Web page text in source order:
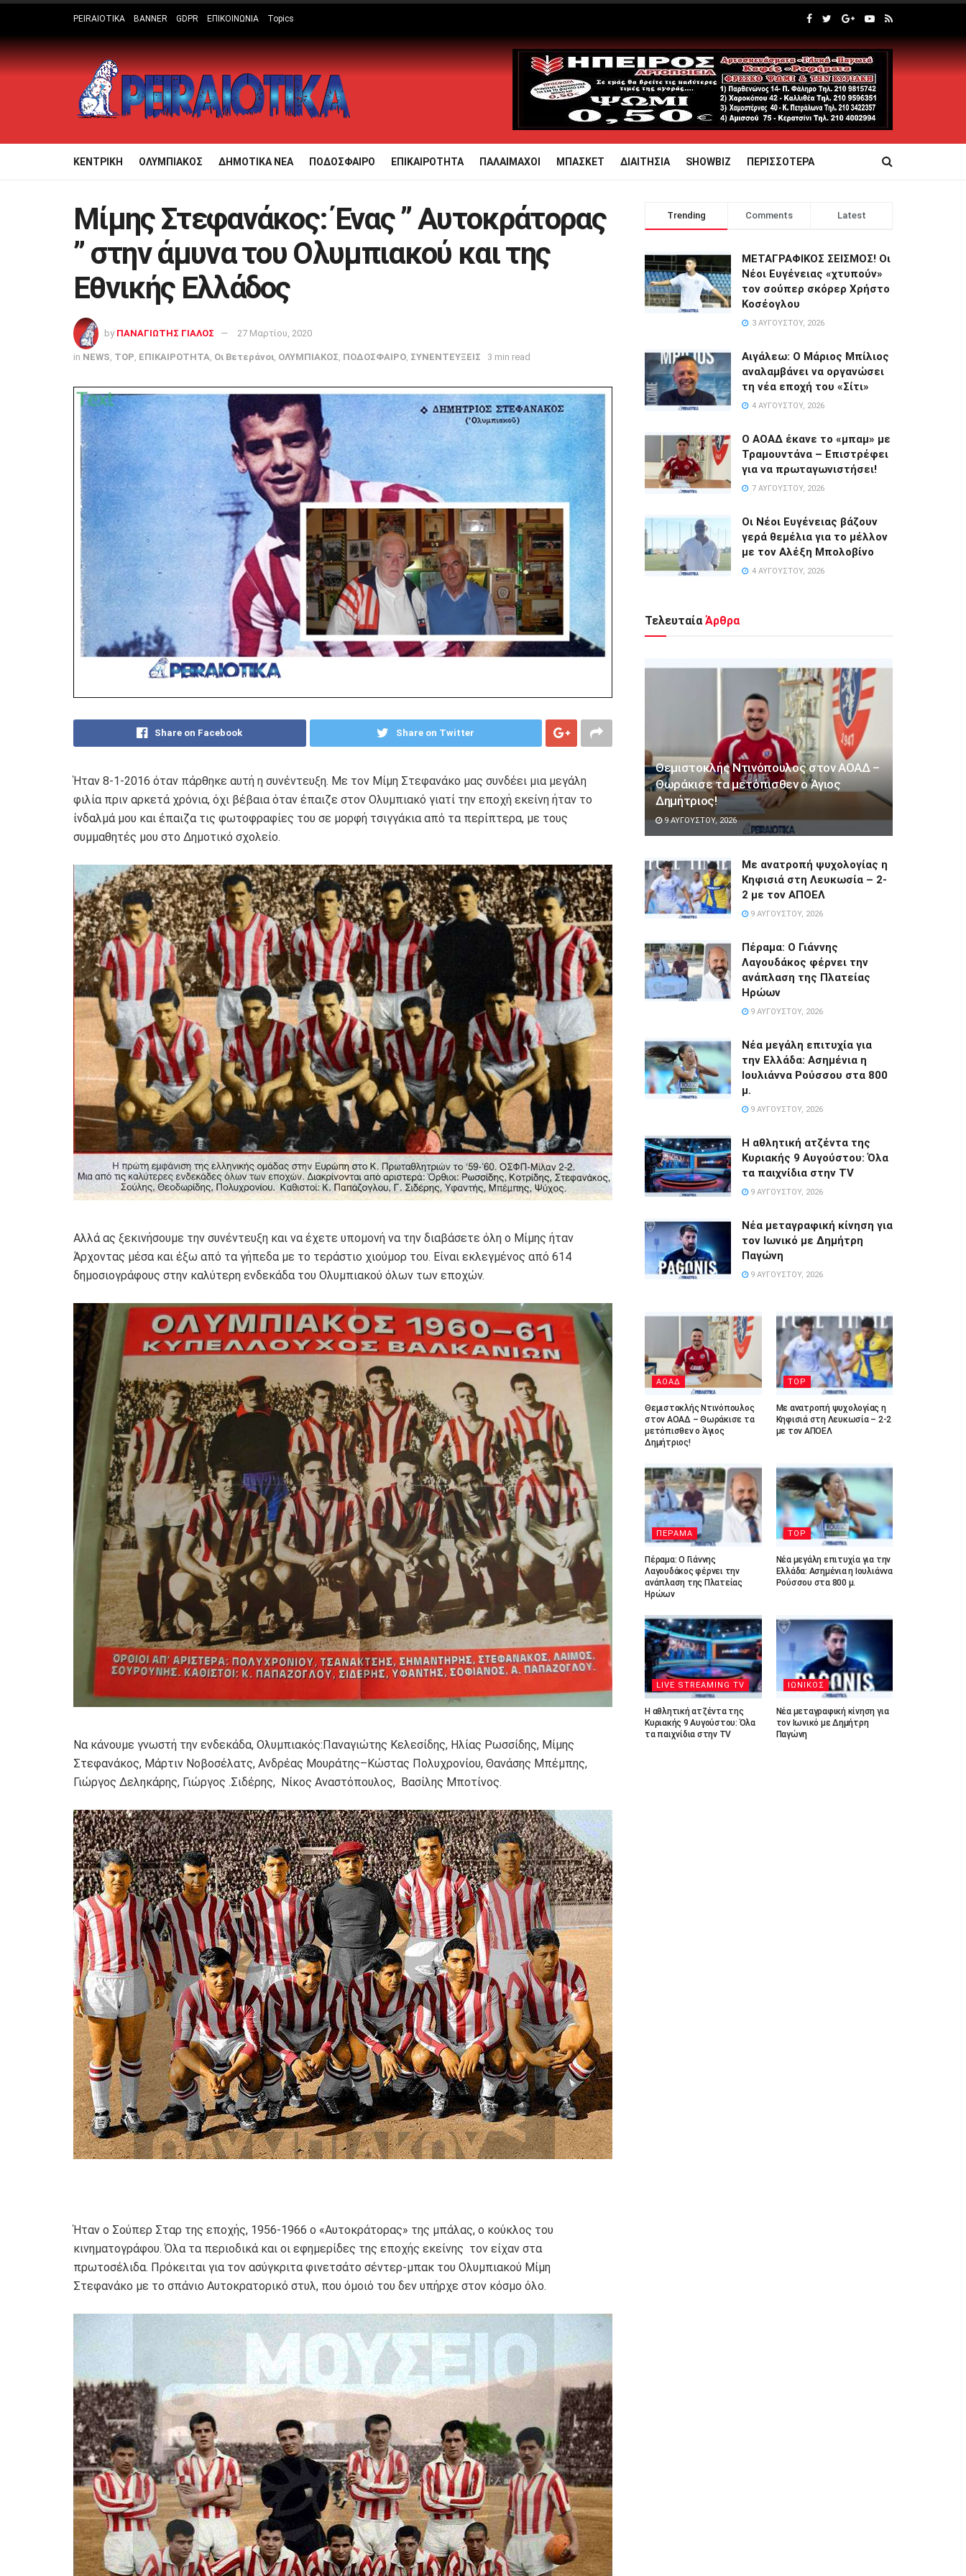
PEIRAIOTIKA BANNER GDPR ΕΠΙΚΟΙΝΩΝΙΑ Topics
ΚΕΝΤΡΙΚΗ ΟΛΥΜΠΙΑΚΟΣ ΔΗΜΟΤΙΚΑ ΝΕΑ ΠΟΔΟΣΦΑΙΡΟ ΕΠΙΚΑΙΡΟΤΗΤΑ ΠΑΛΑΙΜΑΧΟΙ ΜΠΑΣΚΕΤ ΔΙΑΙΤΗΣΙΑ SHOWBIZ ΠΕΡΙΣΣΟΤΕΡΑ
Μίμης Στεφανάκος: Ένας ” Αυτοκράτορας
” στην άμυνα του Ολυμπιακού και της
Εθνικής Ελλάδος
by ΠΑΝΑΓΙΩΤΗΣ ΓΙΑΛΟΣ 27 Μαρτίου, 2020
in NEWS, TOP, ΕΠΙΚΑΙΡΟΤΗΤΑ, Οι Βετεράνοι, ΟΛΥΜΠΙΑΚΟΣ, ΠΟΔΟΣΦΑΙΡΟ, ΣΥΝΕΝΤΕΥΞΕΙΣ 3 min read
Share on Facebook Share on Twitter
Ήταν 8-1-2016 όταν πάρθηκε αυτή η συνέντευξη. Με τον Μίμη Στεφανάκο μας συνδέει μια μεγάλη
φιλία πριν αρκετά χρόνια, όχι βέβαια όταν έπαιζε στον Ολυμπιακό γιατί την εποχή εκείνη ήταν το
ίνδαλμά μου και έπαιζα τις φωτοφραφίες του σε μορφή τσιγγάκια από τα περίπτερα, με τους
συμμαθητές μου στο Δημοτικό σχολείο.
Αλλά ας ξεκινήσουμε την συνέντευξη και να έχετε υπομονή να την διαβάσετε όλη ο Μίμης ήταν
Άρχοντας μέσα και έξω από τα γήπεδα με το τεράστιο χιούμορ του. Είναι εκλεγμένος από 614
δημοσιογράφους στην καλύτερη ενδεκάδα του Ολυμπιακού όλων των εποχών.
Να κάνουμε γνωστή την ενδεκάδα, Ολυμπιακός:Παναγιώτης Κελεσίδης, Ηλίας Ρωσσίδης, Μίμης
Στεφανάκος, Μάρτιν Νοβοσέλατς, Ανδρέας Μουράτης–Κώστας Πολυχρονίου, Θανάσης Μπέμπης,
Γιώργος Δεληκάρης, Γιώργος .Σιδέρης, Νίκος Αναστόπουλος, Βασίλης Μποτίνος.
Ήταν ο Σούπερ Σταρ της εποχής, 1956-1966 ο «Αυτοκράτορας» της μπάλας, ο κούκλος του
κινηματογράφου. Όλα τα περιοδικά και οι εφημερίδες της εποχής εκείνης τον είχαν στα
πρωτοσέλιδα. Πρόκειται για τον ασύγκριτα φινετσάτο σέντερ-μπακ του Ολυμπιακού Μίμη
Στεφανάκο με το σπάνιο Αυτοκρατορικό στυλ, που όμοιό του δεν υπήρχε στον κόσμο όλο.
Trending Comments Latest
ΜΕΤΑΓΡΑΦΙΚΟΣ ΣΕΙΣΜΟΣ! Οι
Νέοι Ευγένειας «χτυπούν»
τον σούπερ σκόρερ Χρήστο
Κοσέογλου
3 ΑΥΓΟΎΣΤΟΥ, 2026
Αιγάλεω: Ο Μάριος Μπίλιος
αναλαμβάνει να οργανώσει
τη νέα εποχή του «Σίτι»
4 ΑΥΓΟΎΣΤΟΥ, 2026
Ο ΑΟΑΔ έκανε το «μπαμ» με
Τραμουντάνα – Επιστρέφει
για να πρωταγωνιστήσει!
7 ΑΥΓΟΎΣΤΟΥ, 2026
Οι Νέοι Ευγένειας βάζουν
γερά θεμέλια για το μέλλον
με τον Αλέξη Μπολοβίνο
4 ΑΥΓΟΎΣΤΟΥ, 2026
Τελευταία Άρθρα
Θεμιστοκλής Ντινόπουλος στον ΑΟΑΔ –
Θωράκισε τα μετόπισθεν ο Άγιος
Δημήτριος!
9 ΑΥΓΟΎΣΤΟΥ, 2026
Με ανατροπή ψυχολογίας η
Κηφισιά στη Λευκωσία – 2-
2 με τον ΑΠΟΕΛ
9 ΑΥΓΟΎΣΤΟΥ, 2026
Πέραμα: Ο Γιάννης
Λαγουδάκος φέρνει την
ανάπλαση της Πλατείας
Ηρώων
9 ΑΥΓΟΎΣΤΟΥ, 2026
Νέα μεγάλη επιτυχία για
την Ελλάδα: Ασημένια η
Ιουλιάννα Ρούσσου στα 800
μ.
9 ΑΥΓΟΎΣΤΟΥ, 2026
Η αθλητική ατζέντα της
Κυριακής 9 Αυγούστου: Όλα
τα παιχνίδια στην TV
9 ΑΥΓΟΎΣΤΟΥ, 2026
Νέα μεταγραφική κίνηση για
τον Ιωνικό με Δημήτρη
Παγώνη
9 ΑΥΓΟΎΣΤΟΥ, 2026
ΑΟΑΔ
Θεμιστοκλής Ντινόπουλος
στον ΑΟΑΔ – Θωράκισε τα
μετόπισθεν ο Άγιος
Δημήτριος!
TOP
Με ανατροπή ψυχολογίας η
Κηφισιά στη Λευκωσία – 2-2
με τον ΑΠΟΕΛ
ΠΕΡΑΜΑ
Πέραμα: Ο Γιάννης
Λαγουδάκος φέρνει την
ανάπλαση της Πλατείας
Ηρώων
TOP
Νέα μεγάλη επιτυχία για την
Ελλάδα: Ασημένια η Ιουλιάννα
Ρούσσου στα 800 μ.
LIVE STREAMING TV
Η αθλητική ατζέντα της
Κυριακής 9 Αυγούστου: Όλα
τα παιχνίδια στην TV
ΙΩΝΙΚΟΣ
Νέα μεταγραφική κίνηση για
τον Ιωνικό με Δημήτρη
Παγώνη